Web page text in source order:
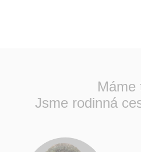
Máme
Jsme rodinná